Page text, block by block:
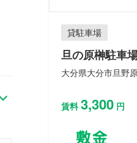
貸駐車場
旦の原榊駐車
大分県大分市旦野
賃料3,300 円